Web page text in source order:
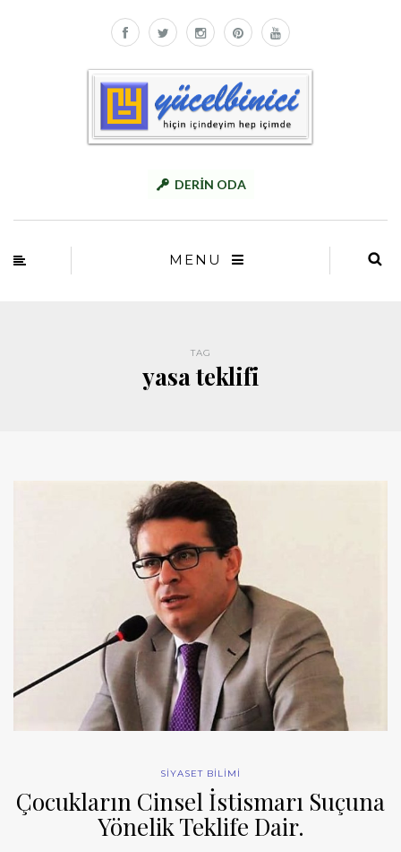
DERİN ODA
MENU
TAG
yasa teklifi
SİYASET BİLİMİ
Çocukların Cinsel İstismarı Suçuna
Yönelik Teklife Dair.